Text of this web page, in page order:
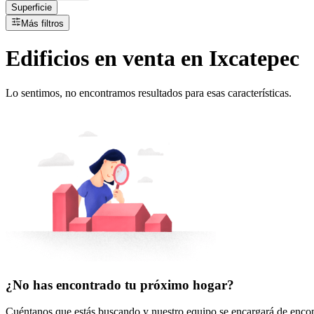
Superficie
Más filtros
Edificios en venta en Ixcatepec
Lo sentimos, no encontramos resultados para esas características.
¿No has encontrado tu próximo hogar?